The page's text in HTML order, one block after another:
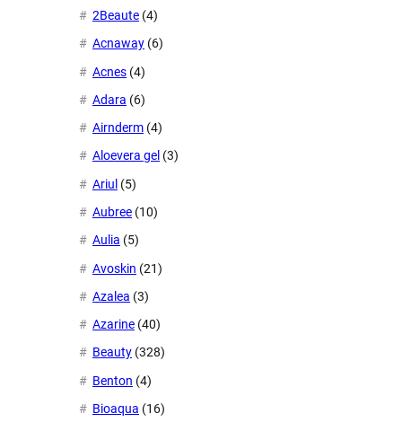
2Beaute (4)
Acnaway (6)
Acnes (4)
Adara (6)
Airnderm (4)
Aloevera gel (3)
Ariul (5)
Aubree (10)
Aulia (5)
Avoskin (21)
Azalea (3)
Azarine (40)
Beauty (328)
Benton (4)
Bioaqua (16)